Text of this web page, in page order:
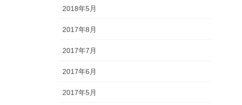
2018年5月
2017年8月
2017年7月
2017年6月
2017年5月